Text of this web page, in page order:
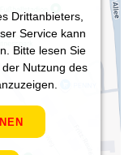
Drittanbieters,
Service kann
Bitte lesen Sie
Nutzung des